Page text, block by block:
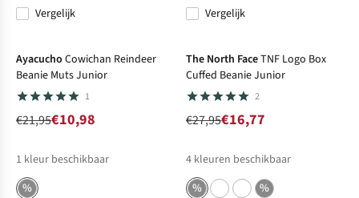
Vergelijk
Vergelijk
Ayacucho Cowichan Reindeer
Beanie Muts Junior
1
€21,95€10,98
1 kleur beschikbaar
%
The North FaceTNF Logo Box
Cuffed Beanie Junior
2
€27,95€16,77
4 kleuren beschikbaar
%
%